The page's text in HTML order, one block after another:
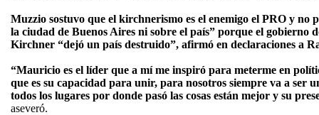
Muzzio sostuvo que el kirchnerismo es el enemigo el PRO y no
la ciudad de Buenos Aires ni sobre el país” porque el gobierno
Kirchner “dejó un país destruido”, afirmó en declaraciones a
“Mauricio es el líder que a mí me inspiró para meterme en
que es su capacidad para unir, para nosotros siempre va a ser
todos los lugares por donde pasó las cosas están mejor y su
aseveró.